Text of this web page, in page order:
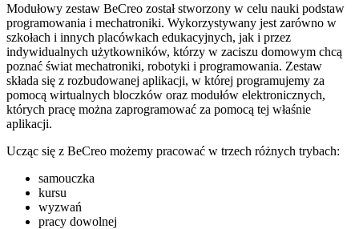
Modułowy zestaw BeCreo został stworzony w celu nauki podstaw
programowania i mechatroniki. Wykorzystywany jest zarówno w
szkołach i innych placówkach edukacyjnych, jak i przez
indywidualnych użytkowników, którzy w zaciszu domowym chcą
poznać świat mechatroniki, robotyki i programowania. Zestaw
składa się z rozbudowanej aplikacji, w której programujemy za
pomocą wirtualnych bloczków oraz modułów elektronicznych,
których pracę można zaprogramować za pomocą tej właśnie
aplikacji.
Ucząc się z BeCreo możemy pracować w trzech różnych trybach:
samouczka
kursu
wyzwań
pracy dowolnej